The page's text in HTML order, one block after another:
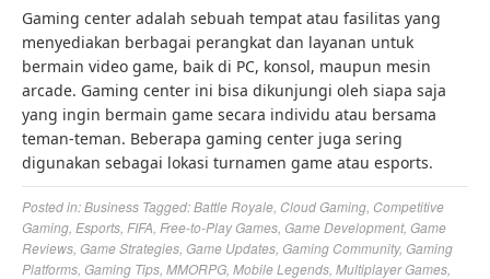
Gaming center adalah sebuah tempat atau fasilitas yang
menyediakan berbagai perangkat dan layanan untuk
bermain video game, baik di PC, konsol, maupun mesin
arcade. Gaming center ini bisa dikunjungi oleh siapa saja
yang ingin bermain game secara individu atau bersama
teman-teman. Beberapa gaming center juga sering
digunakan sebagai lokasi turnamen game atau esports.
Posted in:Business Tagged:Battle Royale Cloud Gaming Competitive
Gaming Esports FIFA Free-to-Play Games Game Development, Game
Reviews Game Strategies Game Updates Gaming Community, Gaming
Platforms Gaming Tips MMORPG Mobile Legends Multiplayer Games